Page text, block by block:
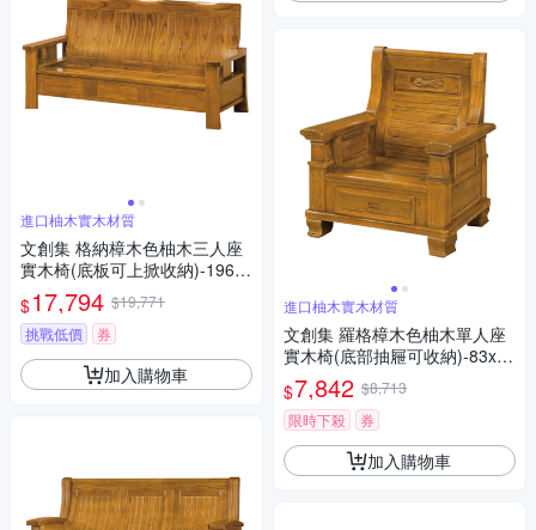
進口柚木實木材質
文創集 格納樟木色柚木三人座
實木椅(底板可上掀收納)-196x7
3x99cm免組
$17,794 $19,771
挑戰低價
券
加入購物車
進口柚木實木材質
文創集 羅格樟木色柚木單人座
實木椅(底部抽屜可收納)-83x73
x98cm免組
$7,842 $8,713
限時下殺
券
加入購物車